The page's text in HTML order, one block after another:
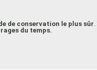
de conservation le plus sûr
du temps.